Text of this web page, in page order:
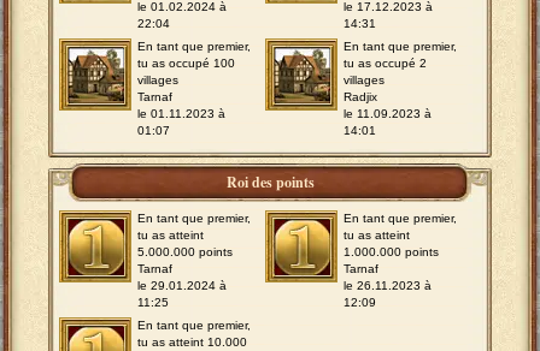
le 01.02.2024 à
22:04
le 17.12.2023 à
14:31
En tant que premier,
tu as occupé 100
villages
Tarnaf
le 01.11.2023 à
01:07
En tant que premier,
tu as occupé 2
villages
Radjix
le 11.09.2023 à
14:01
Roi des points
En tant que premier,
tu as atteint
5.000.000 points
Tarnaf
le 29.01.2024 à
11:25
En tant que premier,
tu as atteint
1.000.000 points
Tarnaf
le 26.11.2023 à
12:09
En tant que premier,
tu as atteint 10.000